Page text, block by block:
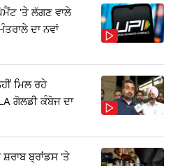
'ਤੇ ਲੱਗਣ ਵਾਲੇ
ਦਾ ਨਵਾਂ
ਮਿਲ ਰਹੇ
ਗੋਲਡੀ ਕੰਬੋਜ ਦਾ
ਸ਼ਰਾਬ ਬ੍ਰਾਂਡਸ 'ਤੇ